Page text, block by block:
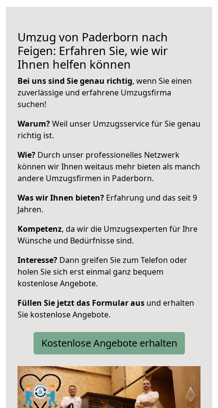
Umzug von Paderborn nach
Feigen: Erfahren Sie, wie wir
Ihnen helfen können
Bei uns sind Sie genau richtig, wenn Sie einen
zuverlässige und erfahrene Umzugsfirma
suchen!
Warum?Weil unser Umzugsservice für Sie genau
richtig ist.
Wie? Durch unser professionelles Netzwerk
können wir Ihnen weitaus mehr bieten als manch
andere Umzugsfirmen in Paderborn.
Was wir Ihnen bieten? Erfahrung und das seit 9
Jahren.
Kompetenz, da wir die Umzugsexperten für Ihre
Wünsche und Bedürfnisse sind.
Interesse? Dann greifen Sie zum Telefon oder
holen Sie sich erst einmal ganz bequem
kostenlose Angebote.
Füllen Sie jetzt das Formular aus und erhalten
Sie kostenlose Angebote.
Kostenlose Angebote erhalten